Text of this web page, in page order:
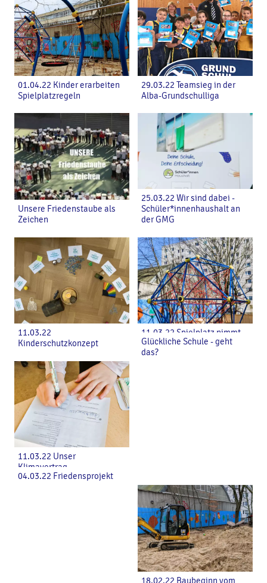
01.04.22 Kinder erarbeiten
Spielplatzregeln
29.03.22 Teamsieg in der
Alba-Grundschulliga
Unsere Friedenstaube als
Zeichen
25.03.22 Wir sind dabei -
Schüler*innenhaushalt an
der GMG
11.03.22
Kinderschutzkonzept
11.03.22 Spielplatz nimmt
Form an
11.03.22 Unser
Klimavertrag
Glückliche Schule - geht
das?
04.03.22 Friedensprojekt
18.02.22 Baubeginn vom